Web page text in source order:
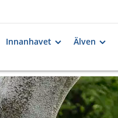
Innanhavet Älven